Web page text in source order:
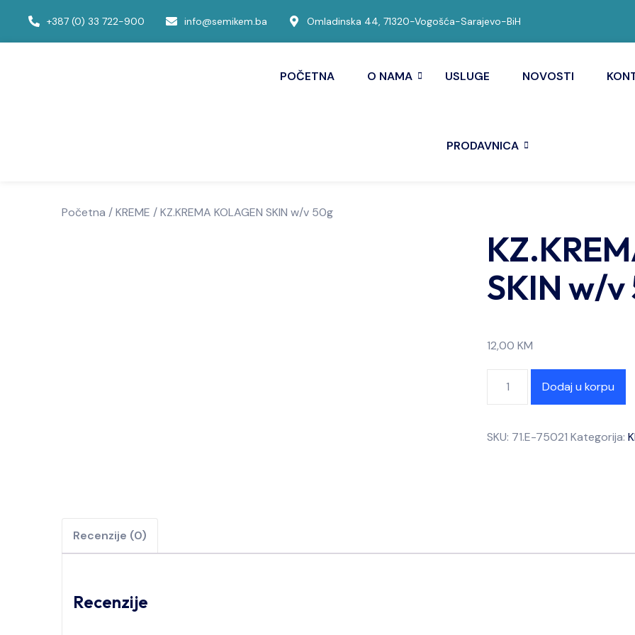
+387 (0) 33 722-900 info@semikem.ba Omladinska 44, 71320-Vogošća-Sarajevo-BiH
POČETNA O NAMA USLUGE NOVOSTI
PRODAVNICA
Početna /KREME / KZ.KREMA KOLAGEN SKIN w/v 50g
SKIN w/
12,00 KM
Dodaj u korpu
SKU: 71.E-75021 Kategorija:
Recenzije (0)
Recenzije